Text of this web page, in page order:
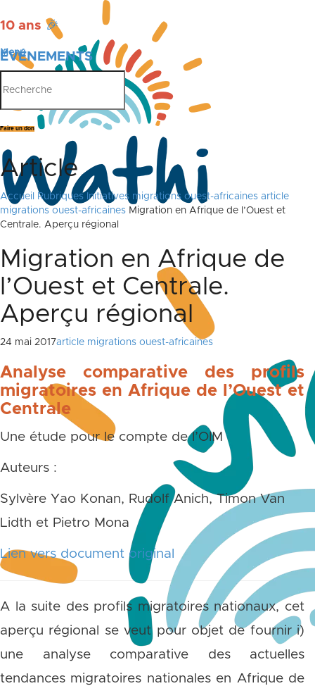
10 ans 🎉
ÉVÉNEMENTS
PUBLICATIONS
Menu
Faire un don
Article
Accueil Rubriques Initiatives migrations ouest-africaines article
migrations ouest-africaines Migration en Afrique de l’Ouest et
Centrale. Aperçu régional
Migration en Afrique de
l’Ouest et Centrale.
Aperçu régional
24 mai 2017article migrations ouest-africaines
Analyse comparative des profils
migratoires en Afrique de l’Ouest et
Centrale
Une étude pour le compte de l’OIM
Auteurs :
Sylvère Yao Konan, Rudolf Anich, Timon Van
Lidth et Pietro Mona
Lien vers document original
A la suite des profils migratoires nationaux, cet
aperçu régional se veut pour objet de fournir i)
une analyse comparative des actuelles
tendances migratoires nationales en Afrique de